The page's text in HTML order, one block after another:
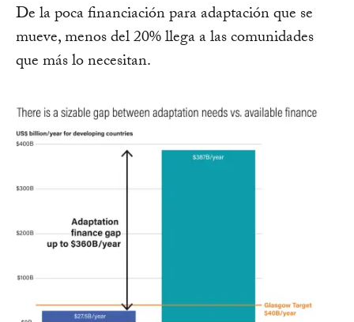
De la poca financiación para adaptación que se
mueve, menos del 20% llega a las comunidades
que más lo necesitan.